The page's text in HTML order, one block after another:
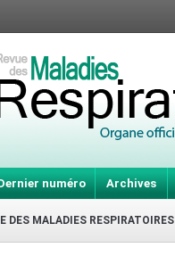
numéro Archives
DES MALADIES RESPIRATOIRES